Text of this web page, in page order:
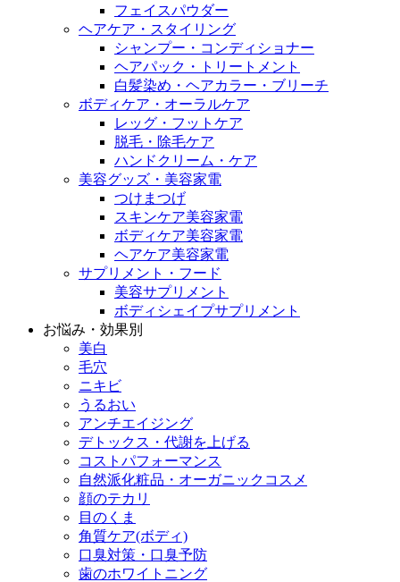
フェイスパウダー
ヘアケア・スタイリング
シャンプー・コンディショナー
ヘアパック・トリートメント
白髪染め・ヘアカラー・ブリーチ
ボディケア・オーラルケア
レッグ・フットケア
脱毛・除毛ケア
ハンドクリーム・ケア
美容グッズ・美容家電
つけまつげ
スキンケア美容家電
ボディケア美容家電
ヘアケア美容家電
サプリメント・フード
美容サプリメント
ボディシェイプサプリメント
お悩み・効果別
美白
毛穴
ニキビ
うるおい
アンチエイジング
デトックス・代謝を上げる
コストパフォーマンス
自然派化粧品・オーガニックコスメ
顔のテカリ
目のくま
角質ケア(ボディ)
口臭対策・口臭予防
歯のホワイトニング